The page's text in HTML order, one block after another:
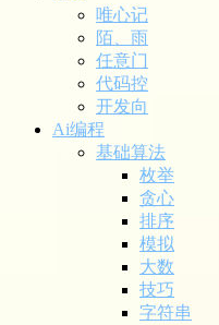
唯心记
陌、雨
任意门
代码控
开发向
Ai编程
基础算法
枚举
贪心
排序
模拟
大数
技巧
字符串